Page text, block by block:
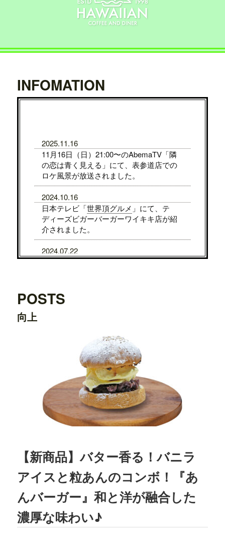
INFOMATION
2025.11.16
11月16日（日）21:00〜のAbemaTV「隣
の恋は青く見える」にて、表参道店での
ロケ風景が放送されました。
2024.10.16
日本テレビ「世界頂グルメ 」にて、テ
ディーズビガーバーガーワイキキ店が紹
介されました。
2024.07.22
7/31から8/5まで、京都タカシマヤに、TE
2024.07.22
横浜ワールドポーターズ店がプレオープ
ンしました。
2023.08.09
日之出出版「 Fine 2023年9月号 」にて、テ
ディーズビガーバーガー原宿表参道店が
2023.08.02
TBSテレビ
「ラヴィット!」 にて、TEDD
Y'S BIGGER BURGERS表参道店の「
ガモンスターバーガー
た。
2023.07.15
文藝春秋「CREA 2023年夏号」にて、TE
POSTS
向上
【新商品】バター香る！バニラ
アイスと粒あんのコンボ！『あ
んバーガー』和と洋が融合した
濃厚な味わい♪